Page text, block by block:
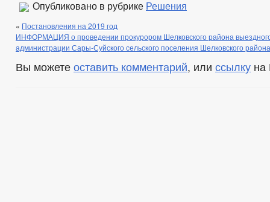
Опубликовано в рубрике Решения
« Постановления на 2019 год
ИНФОРМАЦИЯ о проведении прокурором Шелковского района
администрации Сары-Суйского сельского поселения Шелковского
Вы можете оставить комментарий, или ссылку на